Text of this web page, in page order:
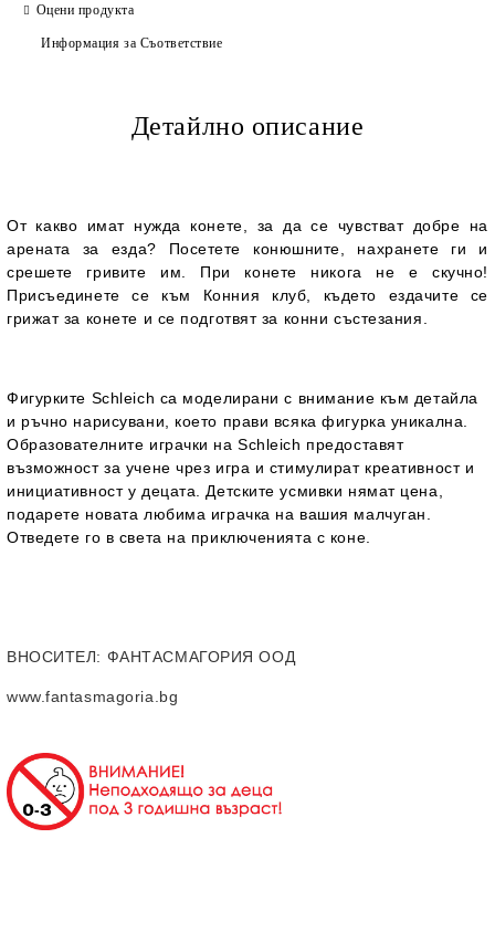
Оцени продукта
Информация за Съответствие
Детайлно описание
От какво имат нужда конете, за да се чувстват добре на
арената за езда? Посетете конюшните, нахранете ги и
срешете гривите им. При конете никога не е скучно!
Присъединете се към Конния клуб, където ездачите се
грижат за конете и се подготвят за конни състезания.
Фигурките Schleich са моделирани с внимание към детайла
и ръчно нарисувани, което прави всяка фигурка уникална.
Образователните играчки на Schleich предоставят
възможност за учене чрез игра и стимулират креативност и
инициативност у децата. Детските усмивки нямат цена,
подарете новата любима играчка на вашия малчуган.
Отведете го в света на приключенията с коне.
ВНОСИТЕЛ: ФАНТАСМАГОРИЯ ООД
www.fantasmagoria.bg